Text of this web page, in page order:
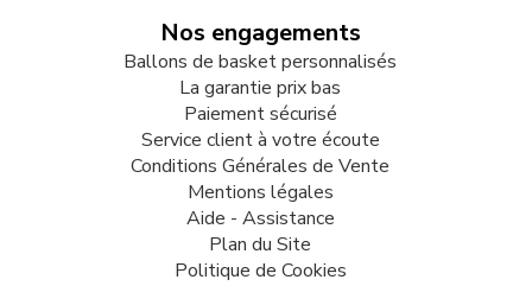
Nos engagements
Ballons de basket personnalisés
La garantie prix bas
Paiement sécurisé
Service client à votre écoute
Conditions Générales de Vente
Mentions légales
Aide - Assistance
Plan du Site
Politique de Cookies